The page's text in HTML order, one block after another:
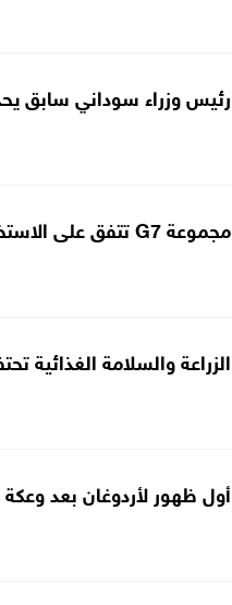
رئيس وزراء سوداني سابق
مجموعة G7 تتفق على الاستخدام السليم للذكاء الاصطناعي
الزراعة والسلامة الغذائية
أول ظهور لأردوغان بعد وعكة